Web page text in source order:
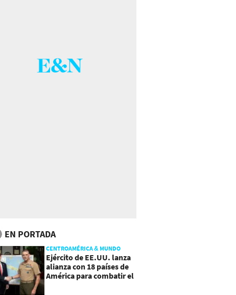
EN PORTADA
CENTROAMÉRICA & MUNDO
Ejército de EE.UU. lanza
alianza con 18 países de
América para combatir el